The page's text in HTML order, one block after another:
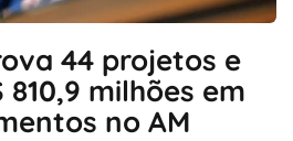
44 projetos e
milhões em
no AM